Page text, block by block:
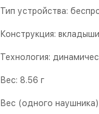
Тип устройства:
Конструкция: вкладыши
Технология:
Вес: 8.56 г
Вес (одного